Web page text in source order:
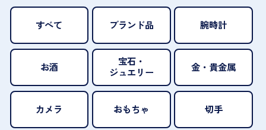
すべて ブランド品 腕時計
お酒
宝石・
ジュエリー
金・貴金属
カメラ おもちゃ 切手